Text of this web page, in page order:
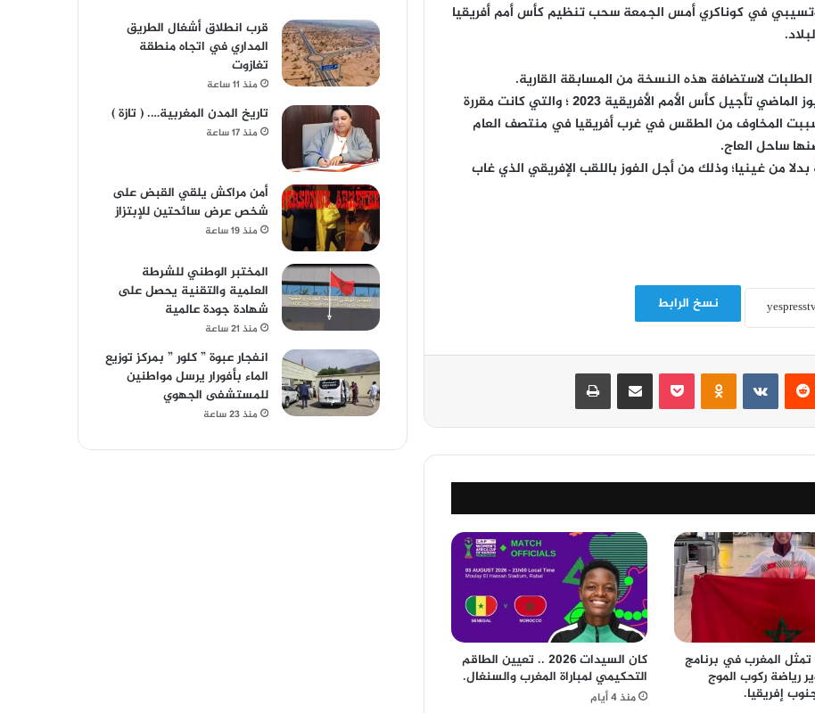
في كوناكري أمس الجمعة سحب تنظيم كأس أمم أفريقيا
لاستضافة هذه النسخة من المسابقة القارية.
وكان الاتحاد الأفريقي لكرة القدم قد أعلن في يوليوز الماضي تأجيل كأس الأمم الأفريقية 2023 ؛ والتي كانت مقررة
إلى يناير 2024، بعد أن تسببت المخاوف من الطقس في غرب أفريقيا في منتصف العام
ساحل العاج.
من غينيا؛ وذلك من أجل الفوز باللقب الإفريقي الذي غاب
نسخ الرابط
مشاركة عبر البريد
المغرب في برنامج
رياضة ركوب الموج
إفريقيا.
كان السيدات 2026 .. تعيين الطاقم
التحكيمي لمباراة المغرب والسنغال.
منذ 4 أيام
قرب انطلاق أشغال الطريق
المداري في اتجاه منطقة
تغازوت
منذ 11 ساعة
تاريخ المدن المغربية…. ( تازة )
منذ 17 ساعة
أمن مراكش يلقي القبض على
شخص عرض سائحتين للإبتزاز
منذ 19 ساعة
المختبر الوطني للشرطة
العلمية والتقنية يحصل على
شهادة جودة عالمية
منذ 21 ساعة
انفجار عبوة ” كلور ” بمركز توزيع
الماء بأفورار يرسل مواطنين
للمستشفى الجهوي
منذ 23 ساعة